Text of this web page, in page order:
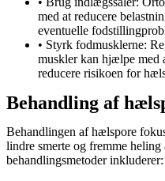
med at reducere
eventuelle
• Styrk fodmusklerne:
muskler kan hjælpe med
reducere risikoen for
Behandling af
Behandlingen af hælspore
lindre smerte og fremme
behandlingsmetoder inkluderer: